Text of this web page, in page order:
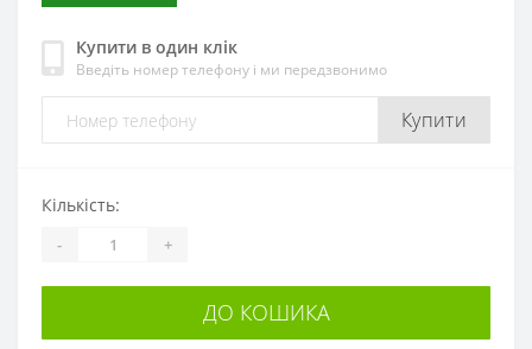
Купити в один клік
Введіть номер телефону і ми передзвонимо
Купити
Кількість:
- +
ДО КОШИКА